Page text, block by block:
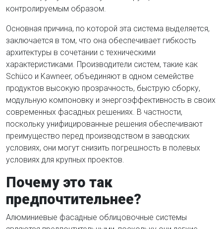
контролируемым образом.
Основная причина, по которой эта система выделяется,
заключается в том, что она обеспечивает гибкость
архитектуры в сочетании с техническими
характеристиками. Производители систем, такие как
Schüco и Kawneer, объединяют в одном семействе
продуктов высокую прозрачность, быструю сборку,
модульную компоновку и энергоэффективность в своих
современных фасадных решениях. В частности,
поскольку унифицированные решения обеспечивают
преимущество перед производством в заводских
условиях, они могут снизить погрешность в полевых
условиях для крупных проектов.
Почему это так
предпочтительнее?
Алюминиевые фасадные облицовочные системы